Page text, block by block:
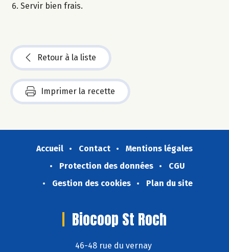
Servir bien frais.
Retour à la liste
Imprimer la recette
Accueil Contact
Mentions légales
Protection des données
CGU
Gestion des cookies
Plan du site
Biocoop St Roch
46-48 rue du vernay